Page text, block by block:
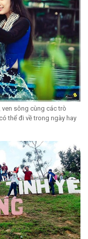
ven sông cùng các trò
thể đi về trong ngày hay